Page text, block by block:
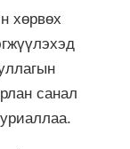
хөрвөх
санал